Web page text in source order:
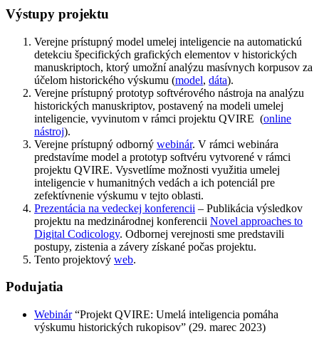
Výstupy projektu
Verejne prístupný model umelej inteligencie na automatickú
detekciu špecifických grafických elementov v historických
manuskriptoch, ktorý umožní analýzu masívnych korpusov za
účelom historického výskumu (model, dáta).
Verejne prístupný prototyp softvérového nástroja na analýzu
historických manuskriptov, postavený na modeli umelej
inteligencie, vyvinutom v rámci projektu QVIRE (online
nástroj).
Verejne prístupný odborný webinár. V rámci webinára
predstavíme model a prototyp softvéru vytvorené v rámci
projektu QVIRE. Vysvetlíme možnosti využitia umelej
inteligencie v humanitných vedách a ich potenciál pre
zefektívnenie výskumu v tejto oblasti.
Prezentácia na vedeckej konferencii – Publikácia výsledkov
projektu na medzinárodnej konferencii Novel approaches to
Digital Codicology. Odbornej verejnosti sme predstavili
postupy, zistenia a závery získané počas projektu.
Tento projektový web.
Podujatia
Webinár“Projekt QVIRE: Umelá inteligencia pomáha
výskumu historických rukopisov” (29. marec 2023)